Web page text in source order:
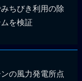
ちびき利用の除
を検証
の風力発電所点